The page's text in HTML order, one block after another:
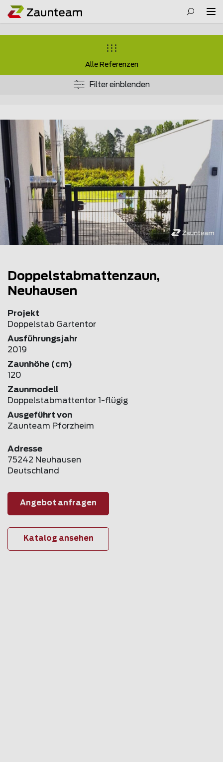
Alle Referenzen
Filter einblenden
Doppelstabmattenzaun,
Neuhausen
Projekt
Doppelstab Gartentor
Ausführungsjahr
2019
Zaunhöhe (cm)
120
Zaunmodell
Doppelstabmattentor 1-flügig
Ausgeführt von
Zaunteam Pforzheim
Adresse
75242 Neuhausen
Deutschland
Angebot anfragen
Katalog ansehen